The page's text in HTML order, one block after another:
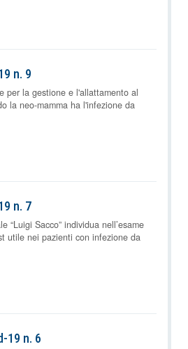
n. 9
per la gestione e l'allattamento al
la neo-mamma ha l'infezione da
n. 7
“Luigi Sacco” individua nell’esame
utile nei pazienti con infezione da
19 n. 6